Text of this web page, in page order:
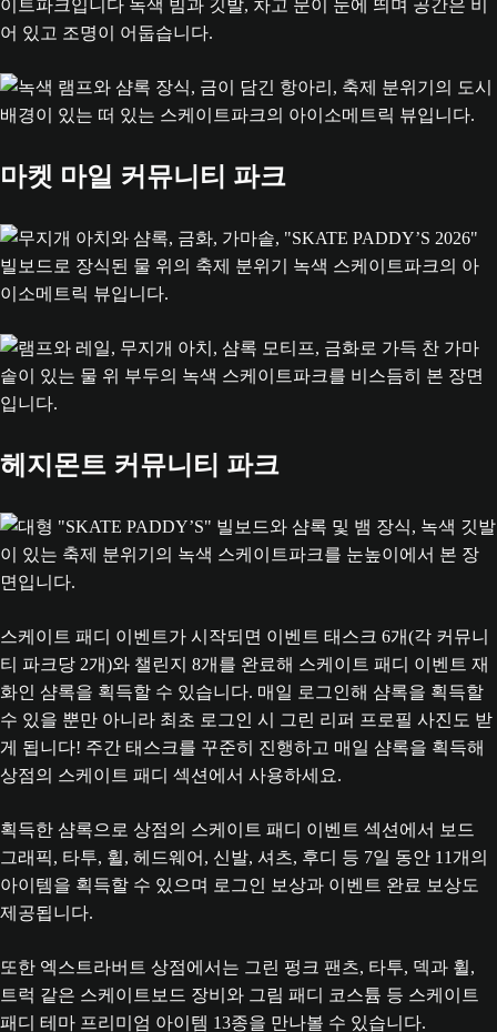
마켓 마일 커뮤니티 파크
헤지몬트 커뮤니티 파크
스케이트 패디 이벤트가 시작되면 이벤트 태스크 6개(각 커뮤니
티 파크당 2개)와 챌린지 8개를 완료해 스케이트 패디 이벤트 재
화인 샴록을 획득할 수 있습니다. 매일 로그인해 샴록을 획득할
수 있을 뿐만 아니라 최초 로그인 시 그린 리퍼 프로필 사진도 받
게 됩니다! 주간 태스크를 꾸준히 진행하고 매일 샴록을 획득해
상점의 스케이트 패디 섹션에서 사용하세요.
획득한 샴록으로 상점의 스케이트 패디 이벤트 섹션에서 보드
그래픽, 타투, 휠, 헤드웨어, 신발, 셔츠, 후디 등 7일 동안 11개의
아이템을 획득할 수 있으며 로그인 보상과 이벤트 완료 보상도
제공됩니다.
또한 엑스트라버트 상점에서는 그린 펑크 팬츠, 타투, 덱과 휠,
트럭 같은 스케이트보드 장비와 그림 패디 코스튬 등 스케이트
패디 테마 프리미엄 아이템 13종을 만나볼 수 있습니다.